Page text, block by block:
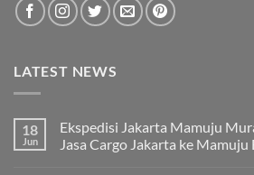
LATEST NEWS
18
Jun
Ekspedisi Jakarta Mamuju
Jasa Cargo Jakarta ke